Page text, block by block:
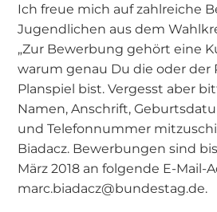
Ich freue mich auf zahlreiche
Jugendlichen aus dem
„Zur Bewerbung gehört eine
warum genau Du die oder der
Planspiel bist. Vergesst aber
Namen, Anschrift,
und Telefonnummer
Biadacz. Bewerbungen sind
März 2018 an folgende E-Mail-
marc.biadacz@bundestag.de.